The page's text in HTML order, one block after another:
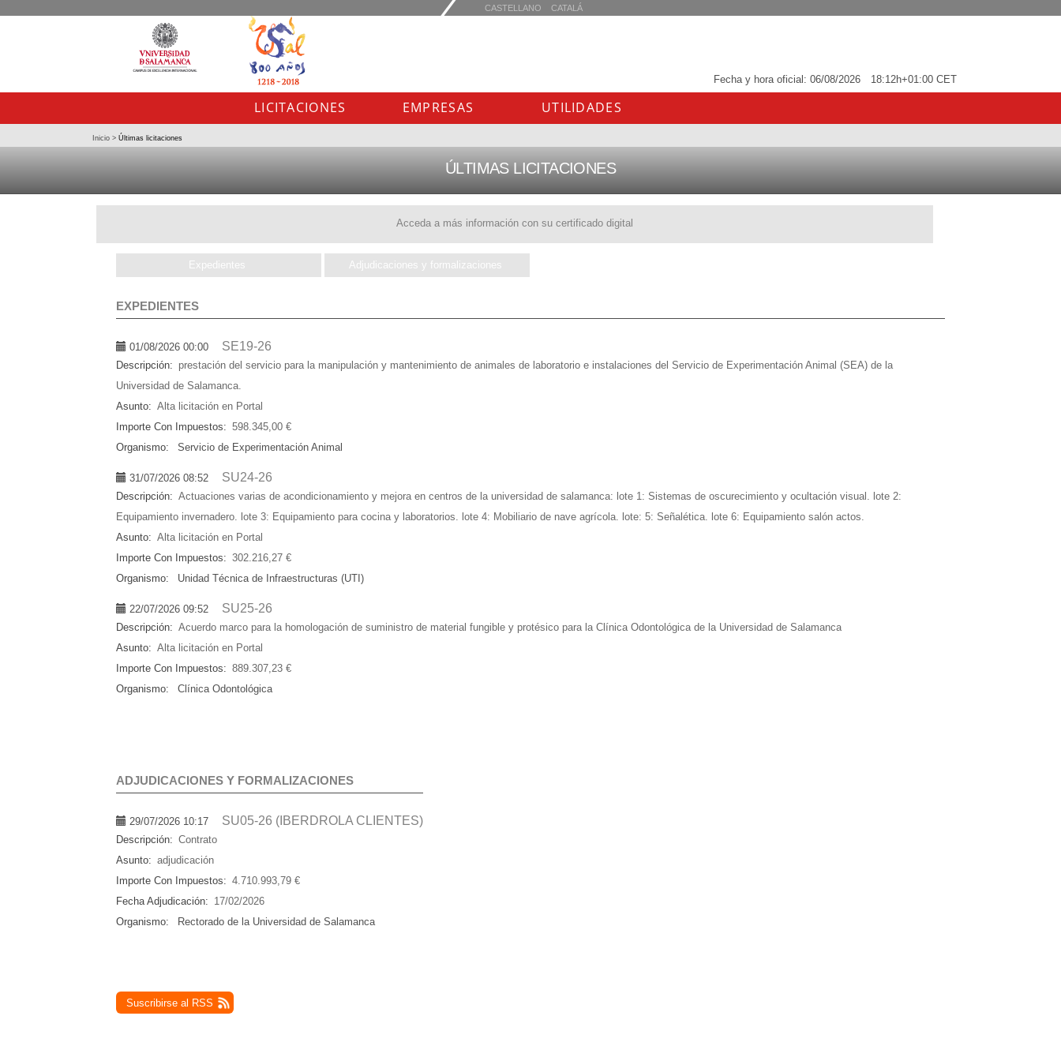
Fecha y hora oficial: 06/08/2026 18:12h+01:00 CET
Acceda a más información con su certificado digital
LICITACIONES EMPRESAS UTILIDADES
Inicio > Últimas licitaciones
ÚLTIMAS LICITACIONES
Expedientes Adjudicaciones y formalizaciones
EXPEDIENTES
01/08/2026 00:00 SE19-26
Descripción: prestación del servicio para la manipulación y mantenimiento de animales de laboratorio e instalaciones del Servicio de Experimentación Animal (SEA) de la
Universidad de Salamanca.
Asunto: Alta licitación en Portal
Importe Con Impuestos: 598.345,00 €
Organismo:
Servicio de Experimentación Animal
31/07/2026 08:52 SU24-26
Descripción: Actuaciones varias de acondicionamiento y mejora en centros de la universidad de salamanca: lote 1: Sistemas de oscurecimiento y ocultación visual. lote 2:
Equipamiento invernadero. lote 3: Equipamiento para cocina y laboratorios. lote 4: Mobiliario de nave agrícola. lote: 5: Señalética. lote 6: Equipamiento salón actos.
Asunto: Alta licitación en Portal
Importe Con Impuestos: 302.216,27 €
Organismo:
Unidad Técnica de Infraestructuras (UTI)
22/07/2026 09:52 SU25-26
Descripción: Acuerdo marco para la homologación de suministro de material fungible y protésico para la Clínica Odontológica de la Universidad de Salamanca
Asunto: Alta licitación en Portal
Importe Con Impuestos: 889.307,23 €
Organismo:
Clínica Odontológica
ADJUDICACIONES Y FORMALIZACIONES
29/07/2026 10:17 SU05-26 (IBERDROLA CLIENTES)
Descripción: Contrato
Asunto: adjudicación
Importe Con Impuestos: 4.710.993,79 €
Fecha Adjudicación: 17/02/2026
Organismo:
Rectorado de la Universidad de Salamanca
Suscribirse al RSS